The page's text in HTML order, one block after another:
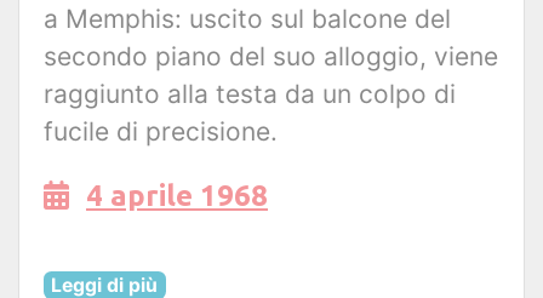
a Memphis: uscito sul balcone del
secondo piano del suo alloggio, viene
raggiunto alla testa da un colpo di
fucile di precisione.
4 aprile 1968
Leggi di più